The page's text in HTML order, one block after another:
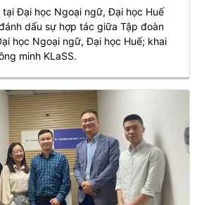
Đại học Ngoại ngữ, Đại học Huế
dấu sự hợp tác giữa Tập đoàn
học Ngoại ngữ, Đại học Huế; khai
minh KLaSS.